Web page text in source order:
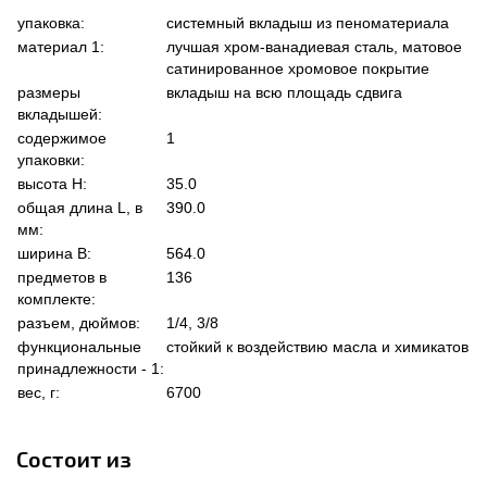
упаковка:
системный вкладыш из пеноматериала
материал 1:
лучшая хром-ванадиевая сталь, матовое
сатинированное хромовое покрытие
размеры
вкладышей:
вкладыш на всю площадь сдвига
содержимое
упаковки:
1
высота Н:
35.0
общая длина L, в
мм:
390.0
ширина В:
564.0
предметов в
комплекте:
136
разъем, дюймов:
1/4, 3/8
функциональные
принадлежности - 1:
стойкий к воздействию масла и химикатов
вес, г: 6700
Состоит из